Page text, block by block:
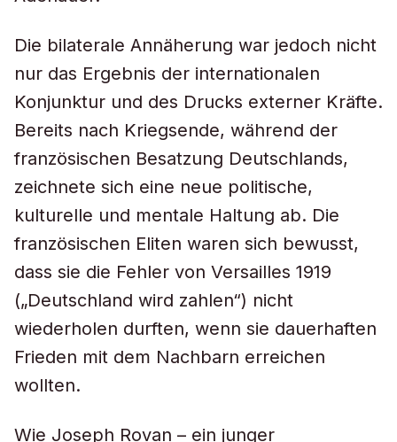
Die bilaterale Annäherung war jedoch nicht
nur das Ergebnis der internationalen
Konjunktur und des Drucks externer Kräfte.
Bereits nach Kriegsende, während der
französischen Besatzung Deutschlands,
zeichnete sich eine neue politische,
kulturelle und mentale Haltung ab. Die
französischen Eliten waren sich bewusst,
dass sie die Fehler von Versailles 1919
(„Deutschland wird zahlen“) nicht
wiederholen durften, wenn sie dauerhaften
Frieden mit dem Nachbarn erreichen
wollten.
Wie Joseph Rovan – ein junger